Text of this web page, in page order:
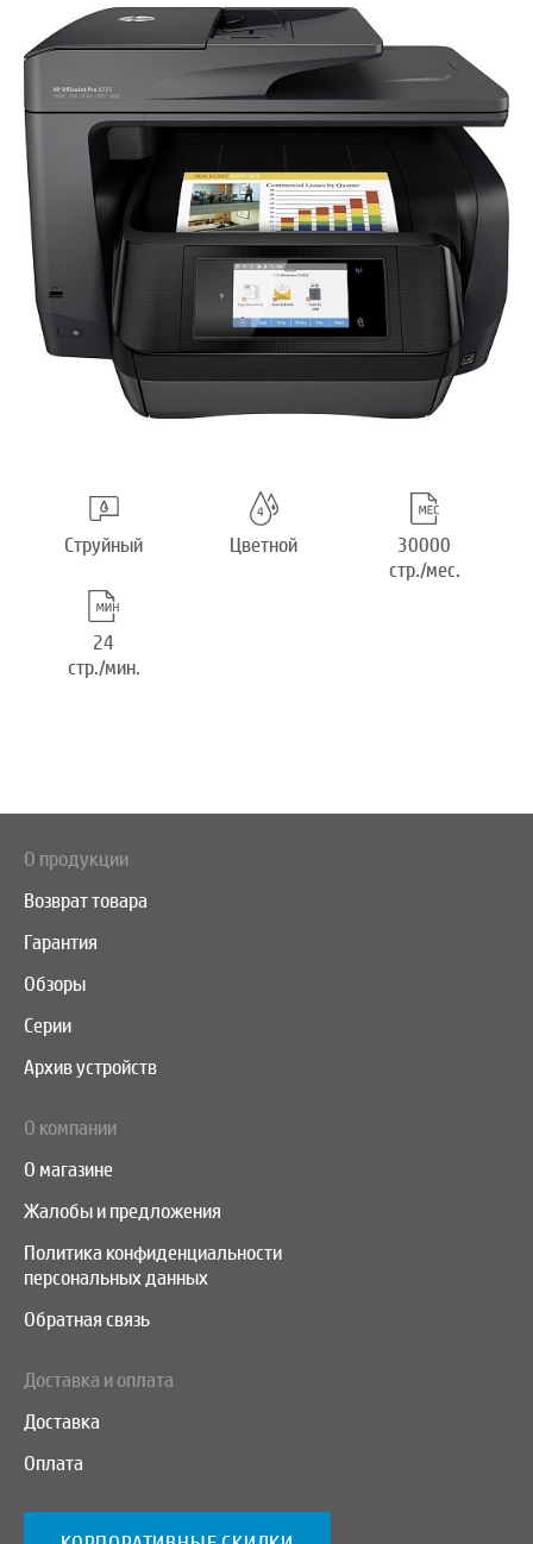
Струйный Цветной
30000
стр./мес.
24
стр./мин.
О продукции
Возврат товара
Гарантия
Обзоры
Серии
Архив устройств
О компании
О магазине
Жалобы и предложения
Политика конфиденциальности
персональных данных
Обратная связь
Доставка и оплата
Доставка
Оплата